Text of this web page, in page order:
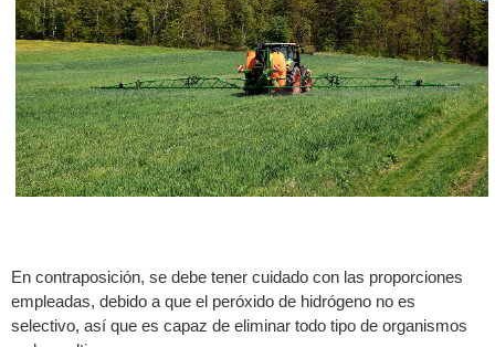
En contraposición, se debe tener cuidado con las proporciones
empleadas, debido a que el peróxido de hidrógeno no es
selectivo, así que es capaz de eliminar todo tipo de organismos